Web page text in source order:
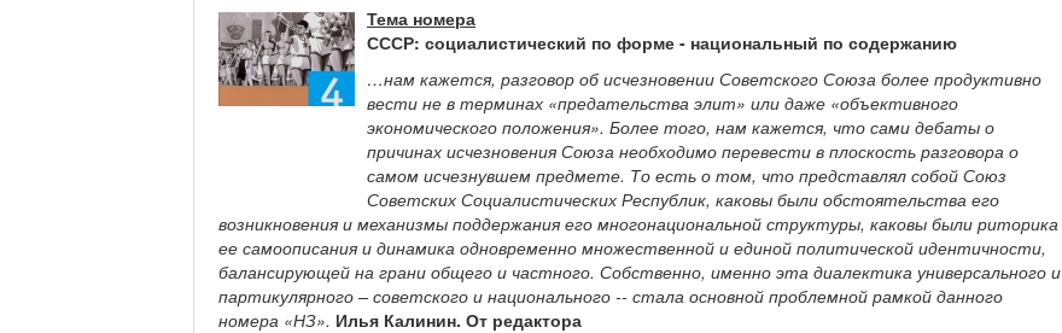
Тема номера
СССР: социалистический по форме - национальный по содержанию
…нам кажется, разговор об исчезновении Советского Союза более продуктивно
вести не в терминах «предательства элит» или даже «объективного
экономического положения». Более того, нам кажется, что сами дебаты о
причинах исчезновения Союза необходимо перевести в плоскость разговора о
самом исчезнувшем предмете. То есть о том, что представлял собой Союз
Советских Социалистических Республик, каковы были обстоятельства его
возникновения и механизмы поддержания его многонациональной структуры, каковы были риторика
ее самоописания и динамика одновременно множественной и единой политической идентичности,
балансирующей на грани общего и частного. Собственно, именно эта диалектика универсального и
партикулярного – советского и национального -- стала основной проблемной рамкой данного
номера «НЗ». Илья Калинин. От редактора